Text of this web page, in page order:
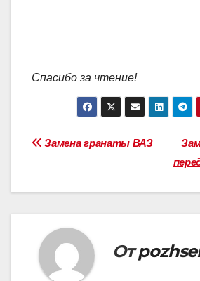
Спасибо за чтение!
Навигация
Замена гранаты ВАЗ
От